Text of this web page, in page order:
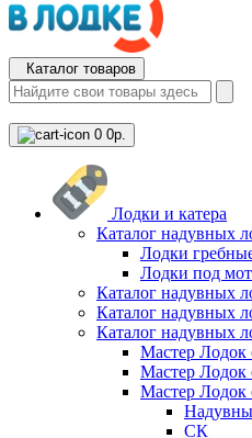
Каталог товаров
0 0р.
Лодки и катера
Каталог надувных
Лодки
Лодки под
Каталог надувных
Каталог надувных
Каталог надувных
Мастер Лодок
Мастер Лодок
Мастер Лодок
СК